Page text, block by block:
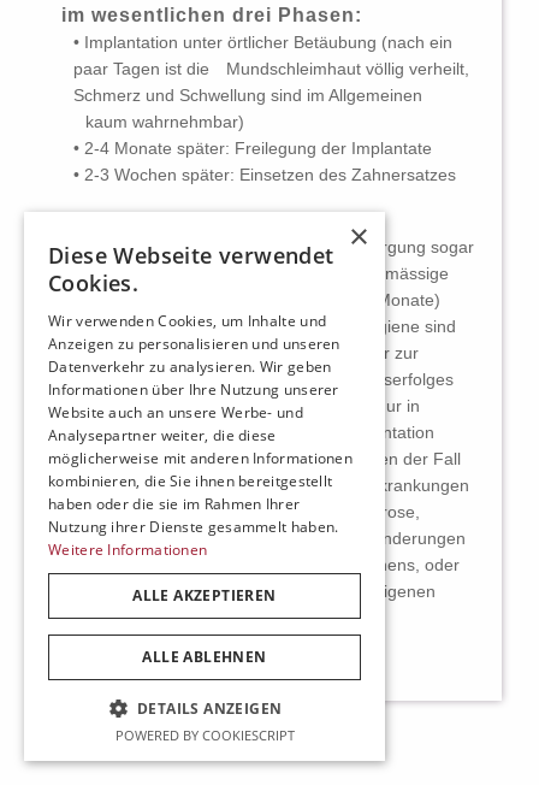
im wesentlichen drei Phasen:
• Implantation unter örtlicher Betäubung (nach ein
paar Tagen ist die
Mundschleimhaut völlig verheilt,
Schmerz und Schwellung sind im Allgemeinen
kaum wahrnehmbar)
• 2-4 Monate später: Freilegung der Implantate
• 2-3 Wochen später: Einsetzen des Zahnersatzes
Implantation und die anschließende Versorgung sogar
während einer Behandlung möglich. Regelmässige
Nachuntersuchungen (alle drei bis sechs Monate)
sowie eine besonders sorgfältige Mundhygiene sind
die beiden Voraussetzungen, bei denen wir zur
Erreichung eines dauerhaften Behandlungserfolges
auf Ihre Unterstützung angewiesen sind. Nur in
wenigen Ausnahmen muß von einer Implantation
abgesehen werden. Dies kann bei Patienten der Fall
sein, bei denen bestimmte Stoffwechselerkrankungen
(z.B. nicht eingestellter Diabetes, Osteoporose,
Blutgerinnungsstörungen, krankhafte Veränderungen
der Mundschleimhaut und des Kieferknochens, oder
eine allgemeine Schwächung der körper-eigenen
Abwehr, z.B. durch Einnahme von
×
Diese Webseite verwendet
Cookies.
Wir verwenden Cookies, um Inhalte und
Anzeigen zu personalisieren und unseren
Datenverkehr zu analysieren. Wir geben
Informationen über Ihre Nutzung unserer
Website auch an unsere Werbe- und
Analysepartner weiter, die diese
möglicherweise mit anderen Informationen
kombinieren, die Sie ihnen bereitgestellt
haben oder die sie im Rahmen Ihrer
Nutzung ihrer Dienste gesammelt haben.
Weitere Informationen
ALLE AKZEPTIEREN
ALLE ABLEHNEN
DETAILS ANZEIGEN
POWERED BY COOKIESCRIPT